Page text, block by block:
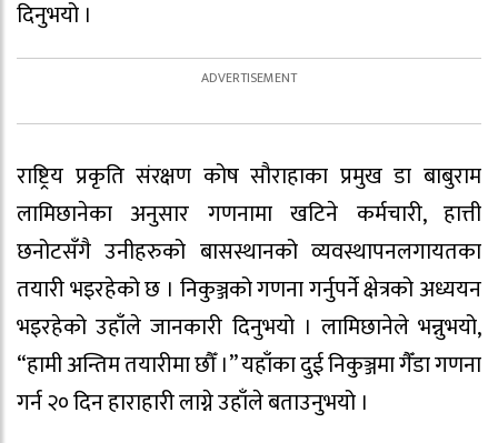
दिनुभयो ।
राष्ट्रिय प्रकृति संरक्षण कोष सौराहाका प्रमुख डा बाबुराम
लामिछानेका अनुसार गणनामा खटिने कर्मचारी, हात्ती
छनोटसँगै उनीहरुको बासस्थानको व्यवस्थापनलगायतका
तयारी भइरहेको छ । निकुञ्जको गणना गर्नुपर्ने क्षेत्रको अध्ययन
भइरहेको उहाँले जानकारी दिनुभयो । लामिछानेले भन्नुभयो,
“हामी अन्तिम तयारीमा छौँ ।” यहाँका दुई निकुञ्जमा गैँडा गणना
गर्न २० दिन हाराहारी लाग्ने उहाँले बताउनुभयो ।